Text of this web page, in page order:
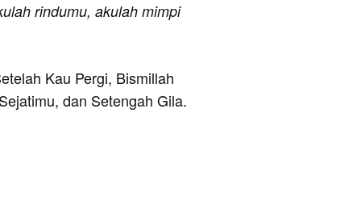
rindumu, akulah mimpi
Kau Pergi, Bismillah
dan Setengah Gila.